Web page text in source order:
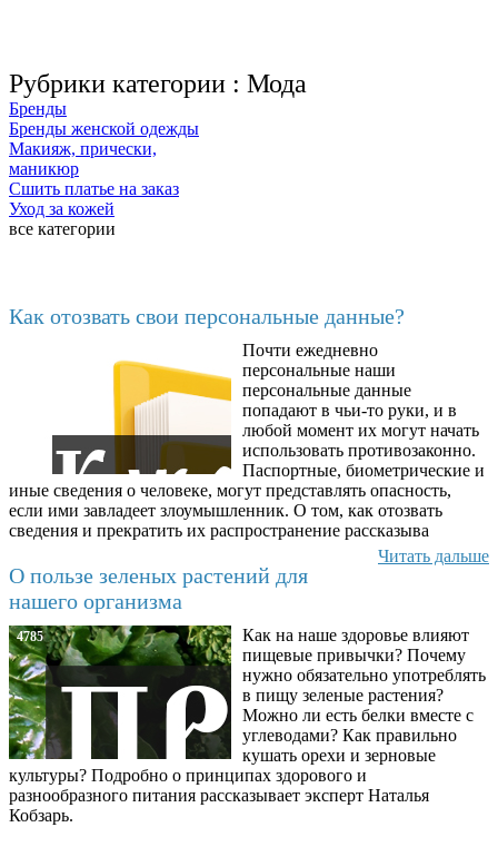
Рубрики категории : Мода
Бренды
Бренды женской одежды
Макияж, прически,
маникюр
Сшить платье на заказ
Уход за кожей
все категории
Как отозвать свои персональные данные?
Почти ежедневно
персональные наши
персональные данные
попадают в чьи-то руки, и в
любой момент их могут начать
использовать противозаконно.
Паспортные, биометрические и
иные сведения о человеке, могут представлять опасность,
если ими завладеет злоумышленник. О том, как отозвать
сведения и прекратить их распространение рассказыва
Читать дальше
О пользе зеленых растений для
нашего организма
4785
Как на наше здоровье влияют
пищевые привычки? Почему
нужно обязательно употреблять
в пищу зеленые растения?
Можно ли есть белки вместе с
углеводами? Как правильно
кушать орехи и зерновые
культуры? Подробно о принципах здорового и
разнообразного питания рассказывает эксперт Наталья
Кобзарь.